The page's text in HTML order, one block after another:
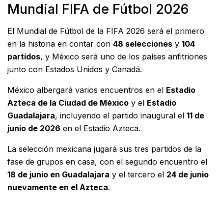
Mundial FIFA de Fútbol 2026
El Mundial de Fútbol de la FIFA 2026 será el primero
en la historia en contar con 48 selecciones y 104
partidos, y México será uno de los países anfitriones
junto con Estados Unidos y Canadá.
México albergará varios encuentros en el Estadio
Azteca de la Ciudad de México y el Estadio
Guadalajara, incluyendo el partido inaugural el 11 de
junio de 2026 en el Estadio Azteca.
La selección mexicana jugará sus tres partidos de la
fase de grupos en casa, con el segundo encuentro el
18 de junio en Guadalajara y el tercero el 24 de junio
nuevamente en el Azteca.